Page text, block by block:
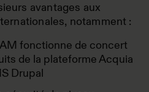
avantages aux
notamment :
fonctionne de concert
de la plateforme Acquia
Drupal